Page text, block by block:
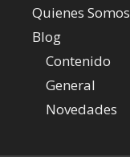
Quienes Somos
Blog
Contenido
General
Novedades